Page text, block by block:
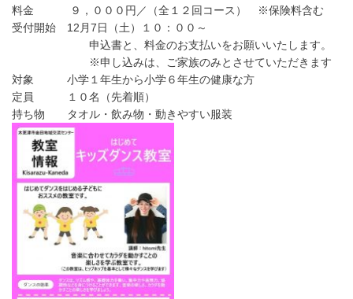
料金 ９，０００円／（全１２回コース） ※保険料含む
受付開始 12月7日（土）１０：００～
申込書と、料金のお支払いをお願いいたします。
※申し込みは、ご家族のみとさせていただきます
対象 小学１年生から小学６年生の健康な方
定員 １０名（先着順）
持ち物 タオル・飲み物・動きやすい服装